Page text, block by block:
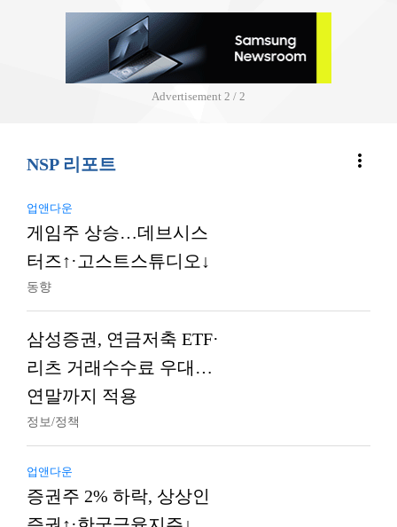
Advertisement 2 / 2
NSP 리포트 more_vert
업앤다운
게임주 상승…데브시스
터즈↑·고스트스튜디오↓
동향
삼성증권, 연금저축 ETF·
리츠 거래수수료 우대…
연말까지 적용
정보/정책
업앤다운
증권주 2% 하락, 상상인